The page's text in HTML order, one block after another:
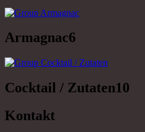
Armagnac6
Cocktail / Zutaten10
Kontakt